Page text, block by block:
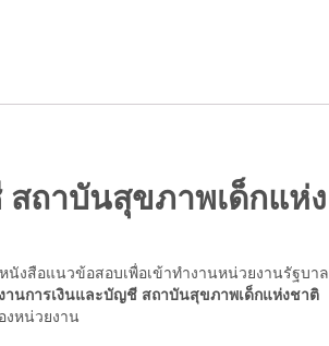
ถาบันสุขภาพเด็กแห่ง
นังสือแนวข้อสอบเพื่อเข้าทำงานหน่วยงานรัฐบาล
านการเงินและบัญชี สถาบันสุขภาพเด็กแห่งชาติ
งหน่วยงาน